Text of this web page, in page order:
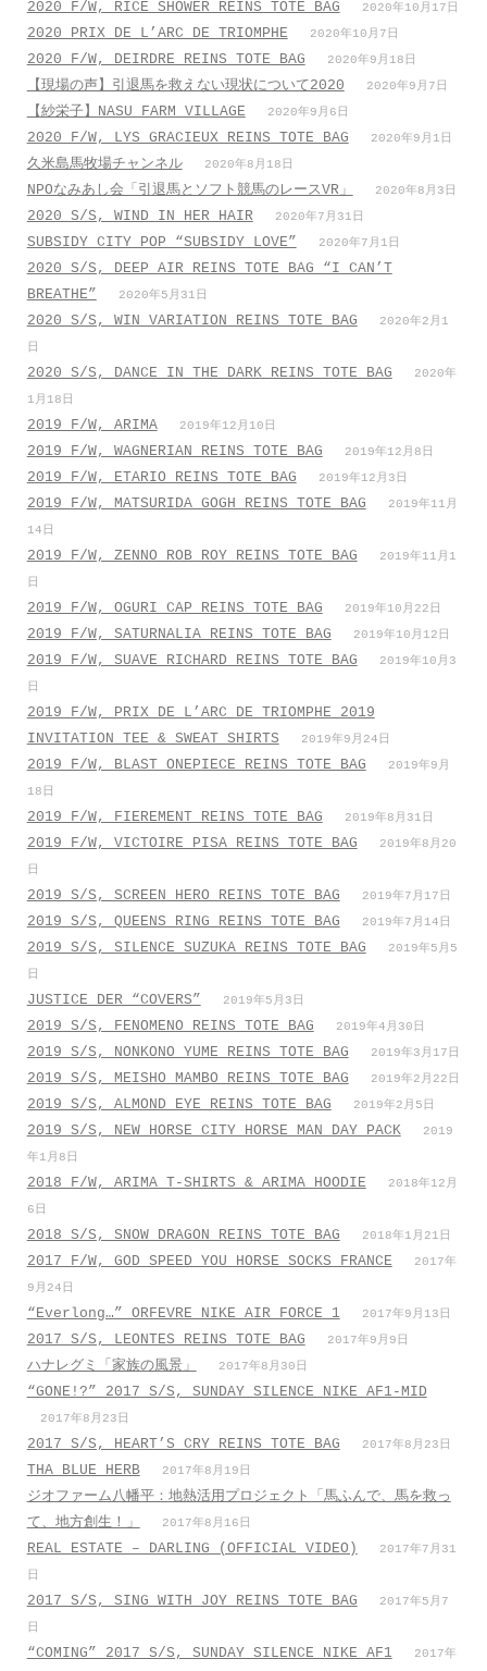
2020 F/W, RICE SHOWER REINS TOTE BAG 2020年10月17日
2020 PRIX DE L’ARC DE TRIOMPHE 2020年10月7日
2020 F/W, DEIRDRE REINS TOTE BAG 2020年9月18日
【現場の声】引退馬を救えない現状について2020 2020年9月7日
【紗栄子】NASU FARM VILLAGE 2020年9月6日
2020 F/W, LYS GRACIEUX REINS TOTE BAG 2020年9月1日
久米島馬牧場チャンネル 2020年8月18日
NPOなみあし会「引退馬とソフト競馬のレースVR」 2020年8月3日
2020 S/S, WIND IN HER HAIR 2020年7月31日
SUBSIDY CITY POP “SUBSIDY LOVE” 2020年7月1日
2020 S/S, DEEP AIR REINS TOTE BAG “I CAN’T
BREATHE”
2020年5月31日
2020 S/S, WIN VARIATION REINS TOTE BAG
2020年2月1
日
2020 S/S, DANCE IN THE DARK REINS TOTE BAG
2020年
1月18日
2019 F/W, ARIMA 2019年12月10日
2019 F/W, WAGNERIAN REINS TOTE BAG 2019年12月8日
2019 F/W, ETARIO REINS TOTE BAG 2019年12月3日
2019 F/W, MATSURIDA GOGH REINS TOTE BAG
2019年11月
14日
2019 F/W, ZENNO ROB ROY REINS TOTE BAG
2019年11月1
日
2019 F/W, OGURI CAP REINS TOTE BAG 2019年10月22日
2019 F/W, SATURNALIA REINS TOTE BAG 2019年10月12日
2019 F/W, SUAVE RICHARD REINS TOTE BAG
2019年10月3
日
2019 F/W, PRIX DE L’ARC DE TRIOMPHE 2019
INVITATION TEE & SWEAT SHIRTS
2019年9月24日
2019 F/W, BLAST ONEPIECE REINS TOTE BAG
2019年9月
18日
2019 F/W, FIEREMENT REINS TOTE BAG 2019年8月31日
2019 F/W, VICTOIRE PISA REINS TOTE BAG
2019年8月20
日
2019 S/S, SCREEN HERO REINS TOTE BAG 2019年7月17日
2019 S/S, QUEENS RING REINS TOTE BAG 2019年7月14日
2019 S/S, SILENCE SUZUKA REINS TOTE BAG
2019年5月5
日
JUSTICE DER “COVERS” 2019年5月3日
2019 S/S, FENOMENO REINS TOTE BAG 2019年4月30日
2019 S/S, NONKONO YUME REINS TOTE BAG 2019年3月17日
2019 S/S, MEISHO MAMBO REINS TOTE BAG 2019年2月22日
2019 S/S, ALMOND EYE REINS TOTE BAG 2019年2月5日
2019 S/S, NEW HORSE CITY HORSE MAN DAY PACK
2019
年1月8日
2018 F/W, ARIMA T-SHIRTS & ARIMA HOODIE
2018年12月
6日
2018 S/S, SNOW DRAGON REINS TOTE BAG 2018年1月21日
2017 F/W, GOD SPEED YOU HORSE SOCKS FRANCE
2017年
9月24日
“Everlong…” ORFEVRE NIKE AIR FORCE 1 2017年9月13日
2017 S/S, LEONTES REINS TOTE BAG 2017年9月9日
ハナレグミ「家族の風景」 2017年8月30日
“GONE!?” 2017 S/S, SUNDAY SILENCE NIKE AF1-MID
2017年8月23日
2017 S/S, HEART’S CRY REINS TOTE BAG 2017年8月23日
THA BLUE HERB 2017年8月19日
ジオファーム八幡平：地熱活用プロジェクト「馬ふんで、馬を救っ
て、地方創生！」
2017年8月16日
REAL ESTATE – DARLING (OFFICIAL VIDEO)
2017年7月31
日
2017 S/S, SING WITH JOY REINS TOTE BAG
2017年5月7
日
“COMING” 2017 S/S, SUNDAY SILENCE NIKE AF1
2017年